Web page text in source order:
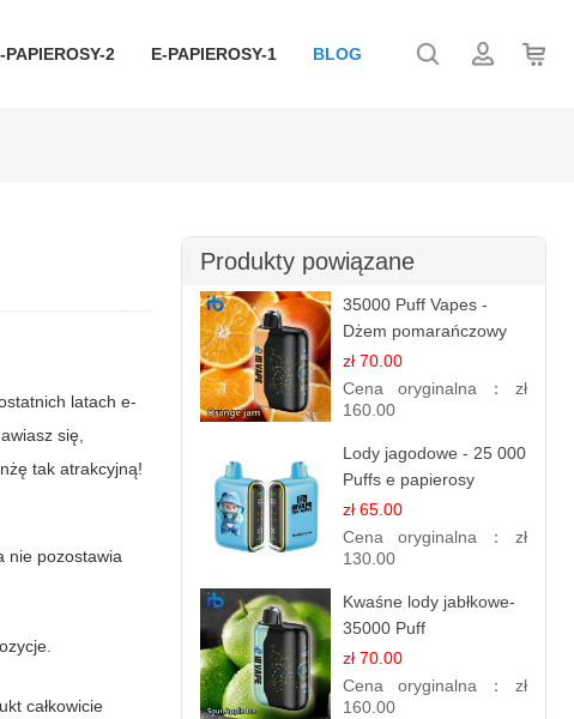
PAPIEROSY-2 E-PAPIEROSY-1 BLOG
latach e-
się,
tak atrakcyjną!
nie pozostawia
całkowicie
Produkty powiązane
35000 Puff Vapes -
Dżem pomarańczowy
zł 70.00
Cena oryginalna： zł
160.00
Lody jagodowe - 25 000
Puffs e papierosy
jednorazowe
zł 65.00
Cena oryginalna： zł
130.00
Kwaśne lody jabłkowe-
35000 Puff
elektroniczny papieros
zł 70.00
Cena oryginalna： zł
160.00